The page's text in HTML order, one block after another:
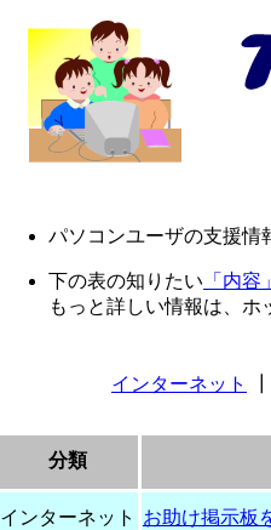
パソコンユーザの支援情
下の表の知りたい 「内容」
もっと詳しい情報は、ホ
インターネット
分類
インターネット お助け掲示板